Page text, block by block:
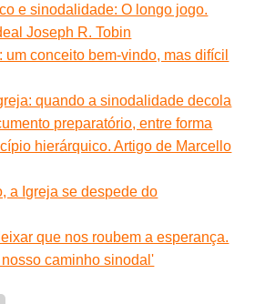
e sinodalidade: O longo jogo.
Joseph R. Tobin
um conceito bem-vindo, mas difícil
quando a sinodalidade decola
preparatório, entre forma
hierárquico. Artigo de Marcello
a Igreja se despede do
que nos roubem a esperança.
caminho sinodal'